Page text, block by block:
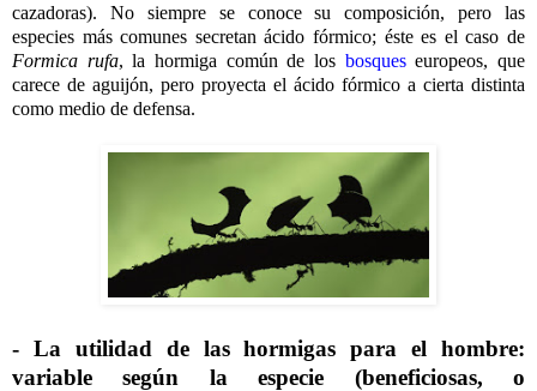
cazadoras). No siempre se conoce su composición, pero las
especies más comunes secretan ácido fórmico; éste es el caso de
Formica rufa, la hormiga común de los bosqueseuropeos, que
carece de aguijón, pero proyecta el ácido fórmico a cierta distinta
como medio de defensa.
- La utilidad de las hormigas para el hombre:
variable según la especie (beneficiosas, o